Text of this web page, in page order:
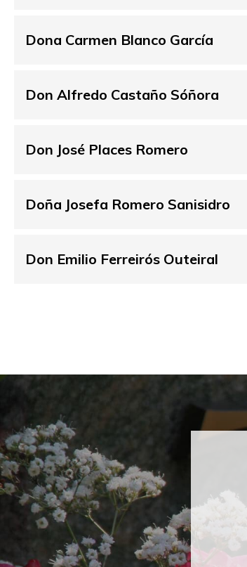
Dona Carmen Blanco García
Don Alfredo Castaño Sóñora
Don José Places Romero
Doña Josefa Romero Sanisidro
Don Emilio Ferreirós Outeiral